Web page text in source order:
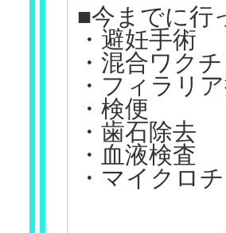
■今までに行
・避妊手術
・混合ワク
・フィラリ
・検便
・歯石除去
・血液検査
・マイクロ